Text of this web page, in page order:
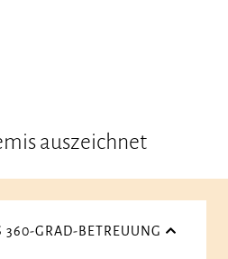
auszeichnet
360-GRAD-BETREUUNG